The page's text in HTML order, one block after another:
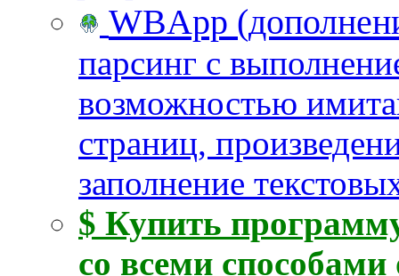
WBApp
парсинг с
возможностью
страниц,
заполнение
$ Купить
со всеми